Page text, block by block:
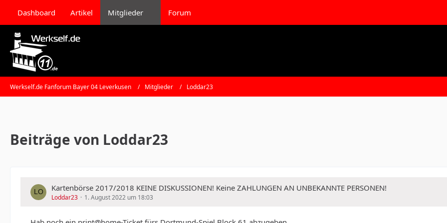
Dashboard Artikel Mitglieder Forum
Werkself.de Fanforum Bayer 04 Leverkusen Mitglieder Loddar23
Beiträge von Loddar23
Kartenbörse 2017/2018 KEINE DISKUSSIONEN! Keine ZAHLUNGEN AN UNBEKANNTE PERSONEN!
Loddar23 1. August 2022 um 18:03